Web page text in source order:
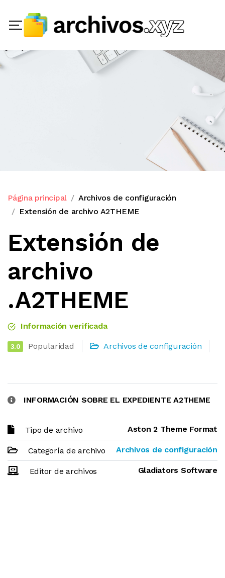
Página principal
Archivos de configuración
Extensión de archivo A2THEME
Extensión de
archivo
.A2THEME
Información verificada
3.0 Popularidad Archivos de configuración
INFORMACIÓN SOBRE EL EXPEDIENTE A2THEME
Tipo de archivo Aston 2 Theme Format
Categoría de archivo Archivos de configuración
Editor de archivos Gladiators Software